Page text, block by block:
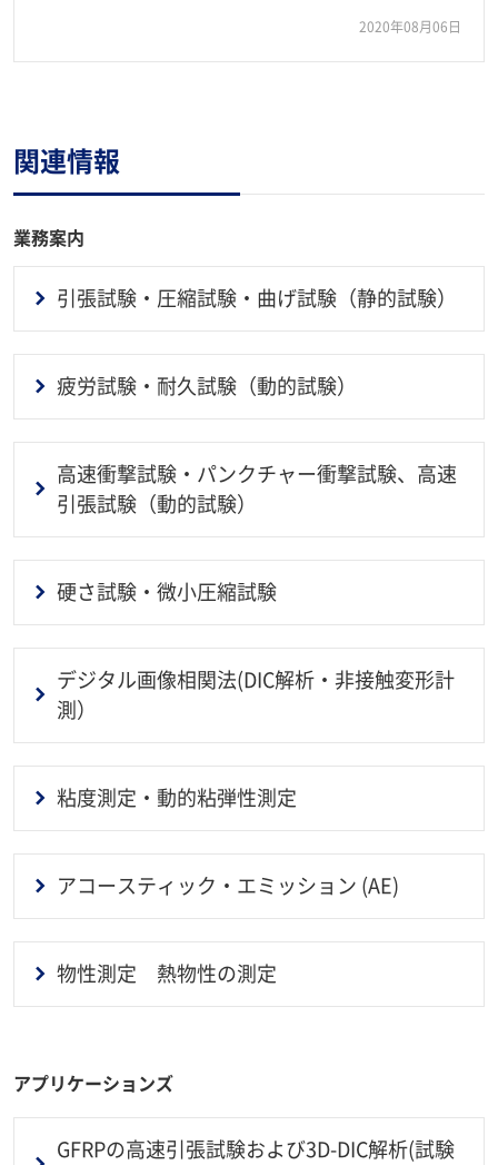
2020年08月06日
関連情報
業務案内
引張試験・圧縮試験・曲げ試験（静的試験）
疲労試験・耐久試験（動的試験）
高速衝撃試験・パンクチャー衝撃試験、高速
引張試験（動的試験）
硬さ試験・微小圧縮試験
デジタル画像相関法(DIC解析・非接触変形計
測）
粘度測定・動的粘弾性測定
アコースティック・エミッション (AE)
物性測定 熱物性の測定
アプリケーションズ
GFRPの高速引張試験および3D-DIC解析(試験